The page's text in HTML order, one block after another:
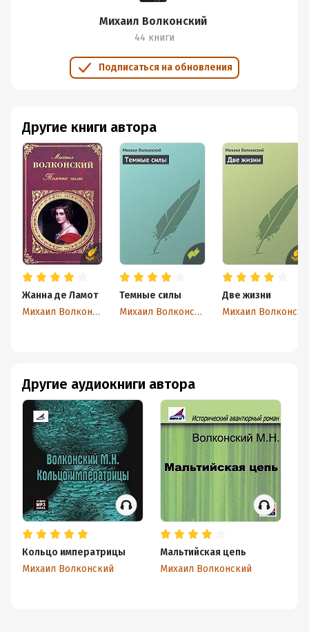
Михаил Волконский
44 книги
Подписаться на обновления
Другие книги автора
Жанна де Ламот
Михаил Волконский
Темные силы
Михаил Волконский
Две жизни
Михаил Волконский
Другие аудиокниги автора
Кольцо императрицы
Михаил Волконский
Мальтийская цепь
Михаил Волконский